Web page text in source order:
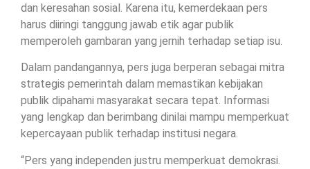
dan keresahan sosial. Karena itu, kemerdekaan pers
harus diiringi tanggung jawab etik agar publik
memperoleh gambaran yang jernih terhadap setiap isu.
Dalam pandangannya, pers juga berperan sebagai mitra
strategis pemerintah dalam memastikan kebijakan
publik dipahami masyarakat secara tepat. Informasi
yang lengkap dan berimbang dinilai mampu memperkuat
kepercayaan publik terhadap institusi negara.
“Pers yang independen justru memperkuat demokrasi.